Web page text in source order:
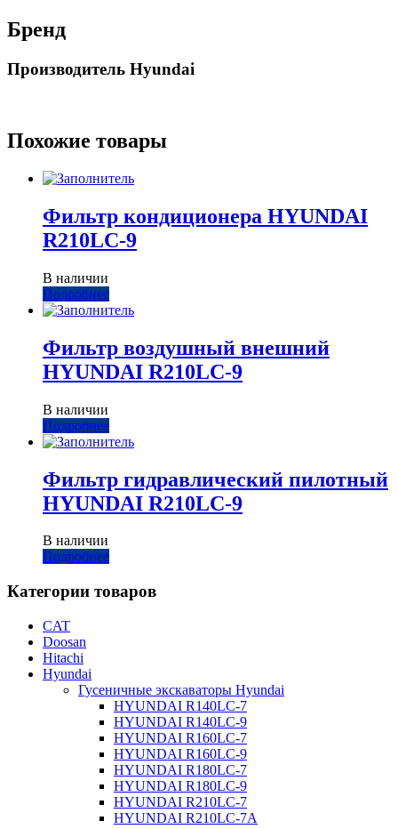
Бренд
Производитель Hyundai
Похожие товары
Фильтр кондиционера HYUNDAI
R210LC-9
В наличии
Подробнее
Фильтр воздушный внешний
HYUNDAI R210LC-9
В наличии
Подробнее
Фильтр гидравлический пилотный
HYUNDAI R210LC-9
В наличии
Подробнее
Категории товаров
CAT
Doosan
Hitachi
Hyundai
Гусеничные экскаваторы Hyundai
HYUNDAI R140LC-7
HYUNDAI R140LC-9
HYUNDAI R160LC-7
HYUNDAI R160LC-9
HYUNDAI R180LC-7
HYUNDAI R180LC-9
HYUNDAI R210LC-7
HYUNDAI R210LC-7A